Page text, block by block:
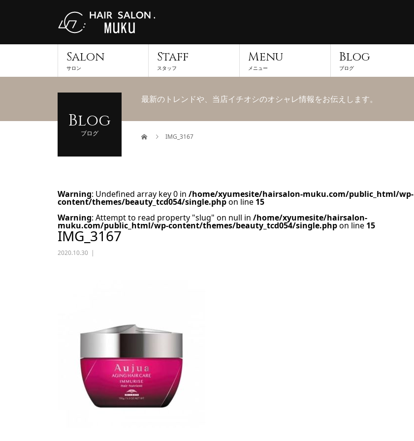
Salon
サロン
Staff
スタッフ
Menu
メニュー
Blog
ブログ
Blog
ブログ
最新のトレンドや、当店イチオシのオシャレ情報をお伝えします。
IMG_3167
Warning: Undefined array key 0 in /home/xyumesite/hairsalon-muku.com/public_html/wp-
content/themes/beauty_tcd054/single.phpon line 15
Warning: Attempt to read property "slug" on null in /home/xyumesite/hairsalon-
muku.com/public_html/wp-content/themes/beauty_tcd054/single.phpon line 15
IMG_3167
2020.10.30